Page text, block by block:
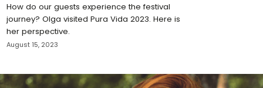
How do our guests experience the festival
journey? Olga visited Pura Vida 2023. Here is
her perspective.
August 15, 2023